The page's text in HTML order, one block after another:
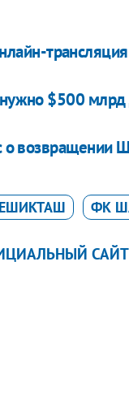
$500 млрд
о возвращении
ФК